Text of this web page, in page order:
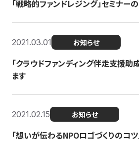
「戦略的ファンドレジング」セミナー
2021.03.01 お知らせ
「クラウドファンディング伴走支援助
ます
2021.02.15 お知らせ
「想いが伝わるNPOロゴづくりのコツ